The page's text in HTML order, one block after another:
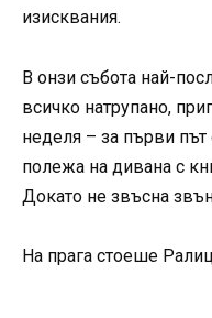
изисквания.
В онзи събота най-
всичко натрупано,
неделя – за първи
полежа на дивана с
Докато не звъсна
На прага стоеше